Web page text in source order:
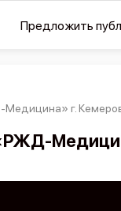
Предложить
г.